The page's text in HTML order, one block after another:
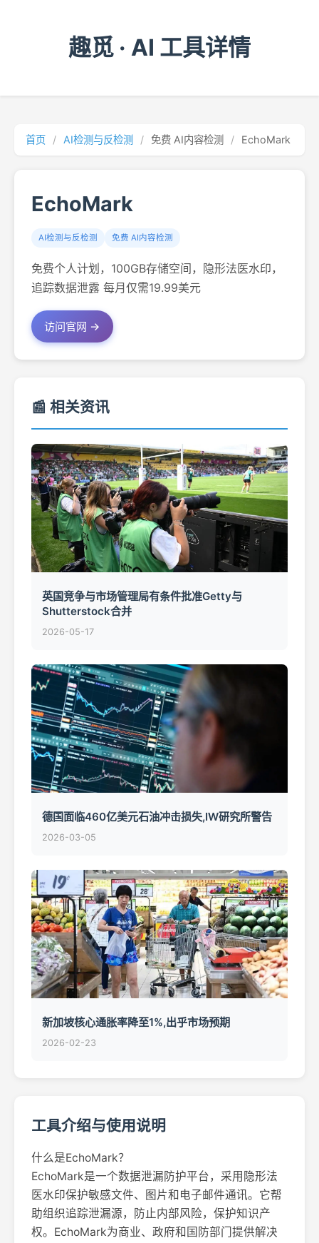
趣觅 · AI 工具详情
首页 / AI检测与反检测 / 免费 AI内容检测 / EchoMark
EchoMark
AI检测与反检测 免费 AI内容检测
免费个人计划，100GB存储空间，隐形法医水印，
追踪数据泄露 每月仅需19.99美元
访问官网 →
📰 相关资讯
英国竞争与市场管理局有条件批准Getty与
Shutterstock合并
2026-05-17
德国面临460亿美元石油冲击损失,IW研究所警告
2026-03-05
新加坡核心通胀率降至1%,出乎市场预期
2026-02-23
工具介绍与使用说明
什么是EchoMark？
EchoMark是一个数据泄漏防护平台，采用隐形法
医水印保护敏感文件、图片和电子邮件通讯。它帮
助组织追踪泄漏源，防止内部风险，保护知识产
权。EchoMark为商业、政府和国防部门提供解决